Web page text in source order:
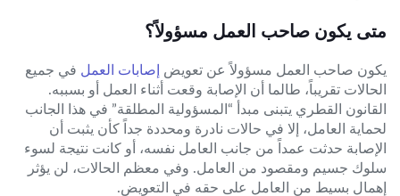
متى يكون صاحب العمل مسؤولاً؟
يكون صاحب العمل مسؤولاً عن تعويض إصابات العمل في جميع
الحالات تقريباً، طالما أن الإصابة وقعت أثناء العمل أو بسببه.
القانون القطري يتبنى مبدأ “المسؤولية المطلقة” في هذا الجانب
لحماية العامل، إلا في حالات نادرة ومحددة جداً كأن يثبت أن
الإصابة حدثت عمداً من جانب العامل نفسه، أو كانت نتيجة لسوء
سلوك جسيم ومقصود من العامل. وفي معظم الحالات، لن يؤثر
إهمال بسيط من العامل على حقه في التعويض.